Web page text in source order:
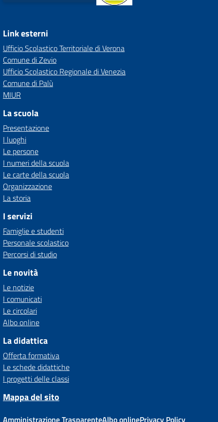
Link esterni
Ufficio Scolastico Territoriale di Verona
Comune di Zevio
Ufficio Scolastico Regionale di Venezia
Comune di Palù
MIUR
La scuola
Presentazione
I luoghi
Le persone
I numeri della scuola
Le carte della scuola
Organizzazione
La storia
I servizi
Famiglie e studenti
Personale scolastico
Percorsi di studio
Le novità
Le notizie
I comunicati
Le circolari
Albo online
La didattica
Offerta formativa
Le schede didattiche
I progetti delle classi
Mappa del sito
Amministrazione TrasparenteAlbo onlinePrivacy Policy